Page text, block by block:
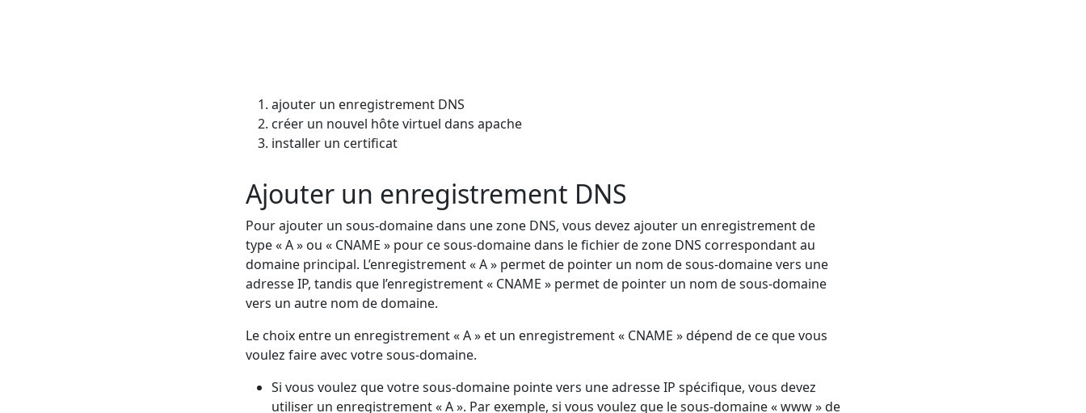
ajouter un enregistrement DNS
créer un nouvel hôte virtuel dans apache
installer un certificat
Ajouter un enregistrement DNS
Pour ajouter un sous-domaine dans une zone DNS, vous devez ajouter un enregistrement de
type « A » ou « CNAME » pour ce sous-domaine dans le fichier de zone DNS correspondant au
domaine principal. L’enregistrement « A » permet de pointer un nom de sous-domaine vers une
adresse IP, tandis que l’enregistrement « CNAME » permet de pointer un nom de sous-domaine
vers un autre nom de domaine.
Le choix entre un enregistrement « A » et un enregistrement « CNAME » dépend de ce que vous
voulez faire avec votre sous-domaine.
Si vous voulez que votre sous-domaine pointe vers une adresse IP spécifique, vous devez
utiliser un enregistrement « A ». Par exemple, si vous voulez que le sous-domaine « www » de